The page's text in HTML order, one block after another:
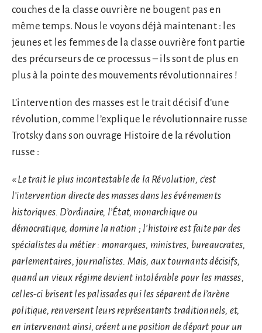
couches de la classe ouvrière ne bougent pas en
même temps. Nous le voyons déjà maintenant : les
jeunes et les femmes de la classe ouvrière font partie
des précurseurs de ce processus – ils sont de plus en
plus à la pointe des mouvements révolutionnaires !
L’intervention des masses est le trait décisif d’une
révolution, comme l’explique le révolutionnaire russe
Trotsky dans son ouvrage Histoire de la révolution
russe :
« Le trait le plus incontestable de la Révolution, c’est
l’intervention directe des masses dans les événements
historiques. D’ordinaire, l’État, monarchique ou
démocratique, domine la nation ; l’histoire est faite par des
spécialistes du métier : monarques, ministres, bureaucrates,
parlementaires, journalistes. Mais, aux tournants décisifs,
quand un vieux régime devient intolérable pour les masses,
celles-ci brisent les palissades qui les séparent de l’arène
politique, renversent leurs représentants traditionnels, et,
en intervenant ainsi, créent une position de départ pour un